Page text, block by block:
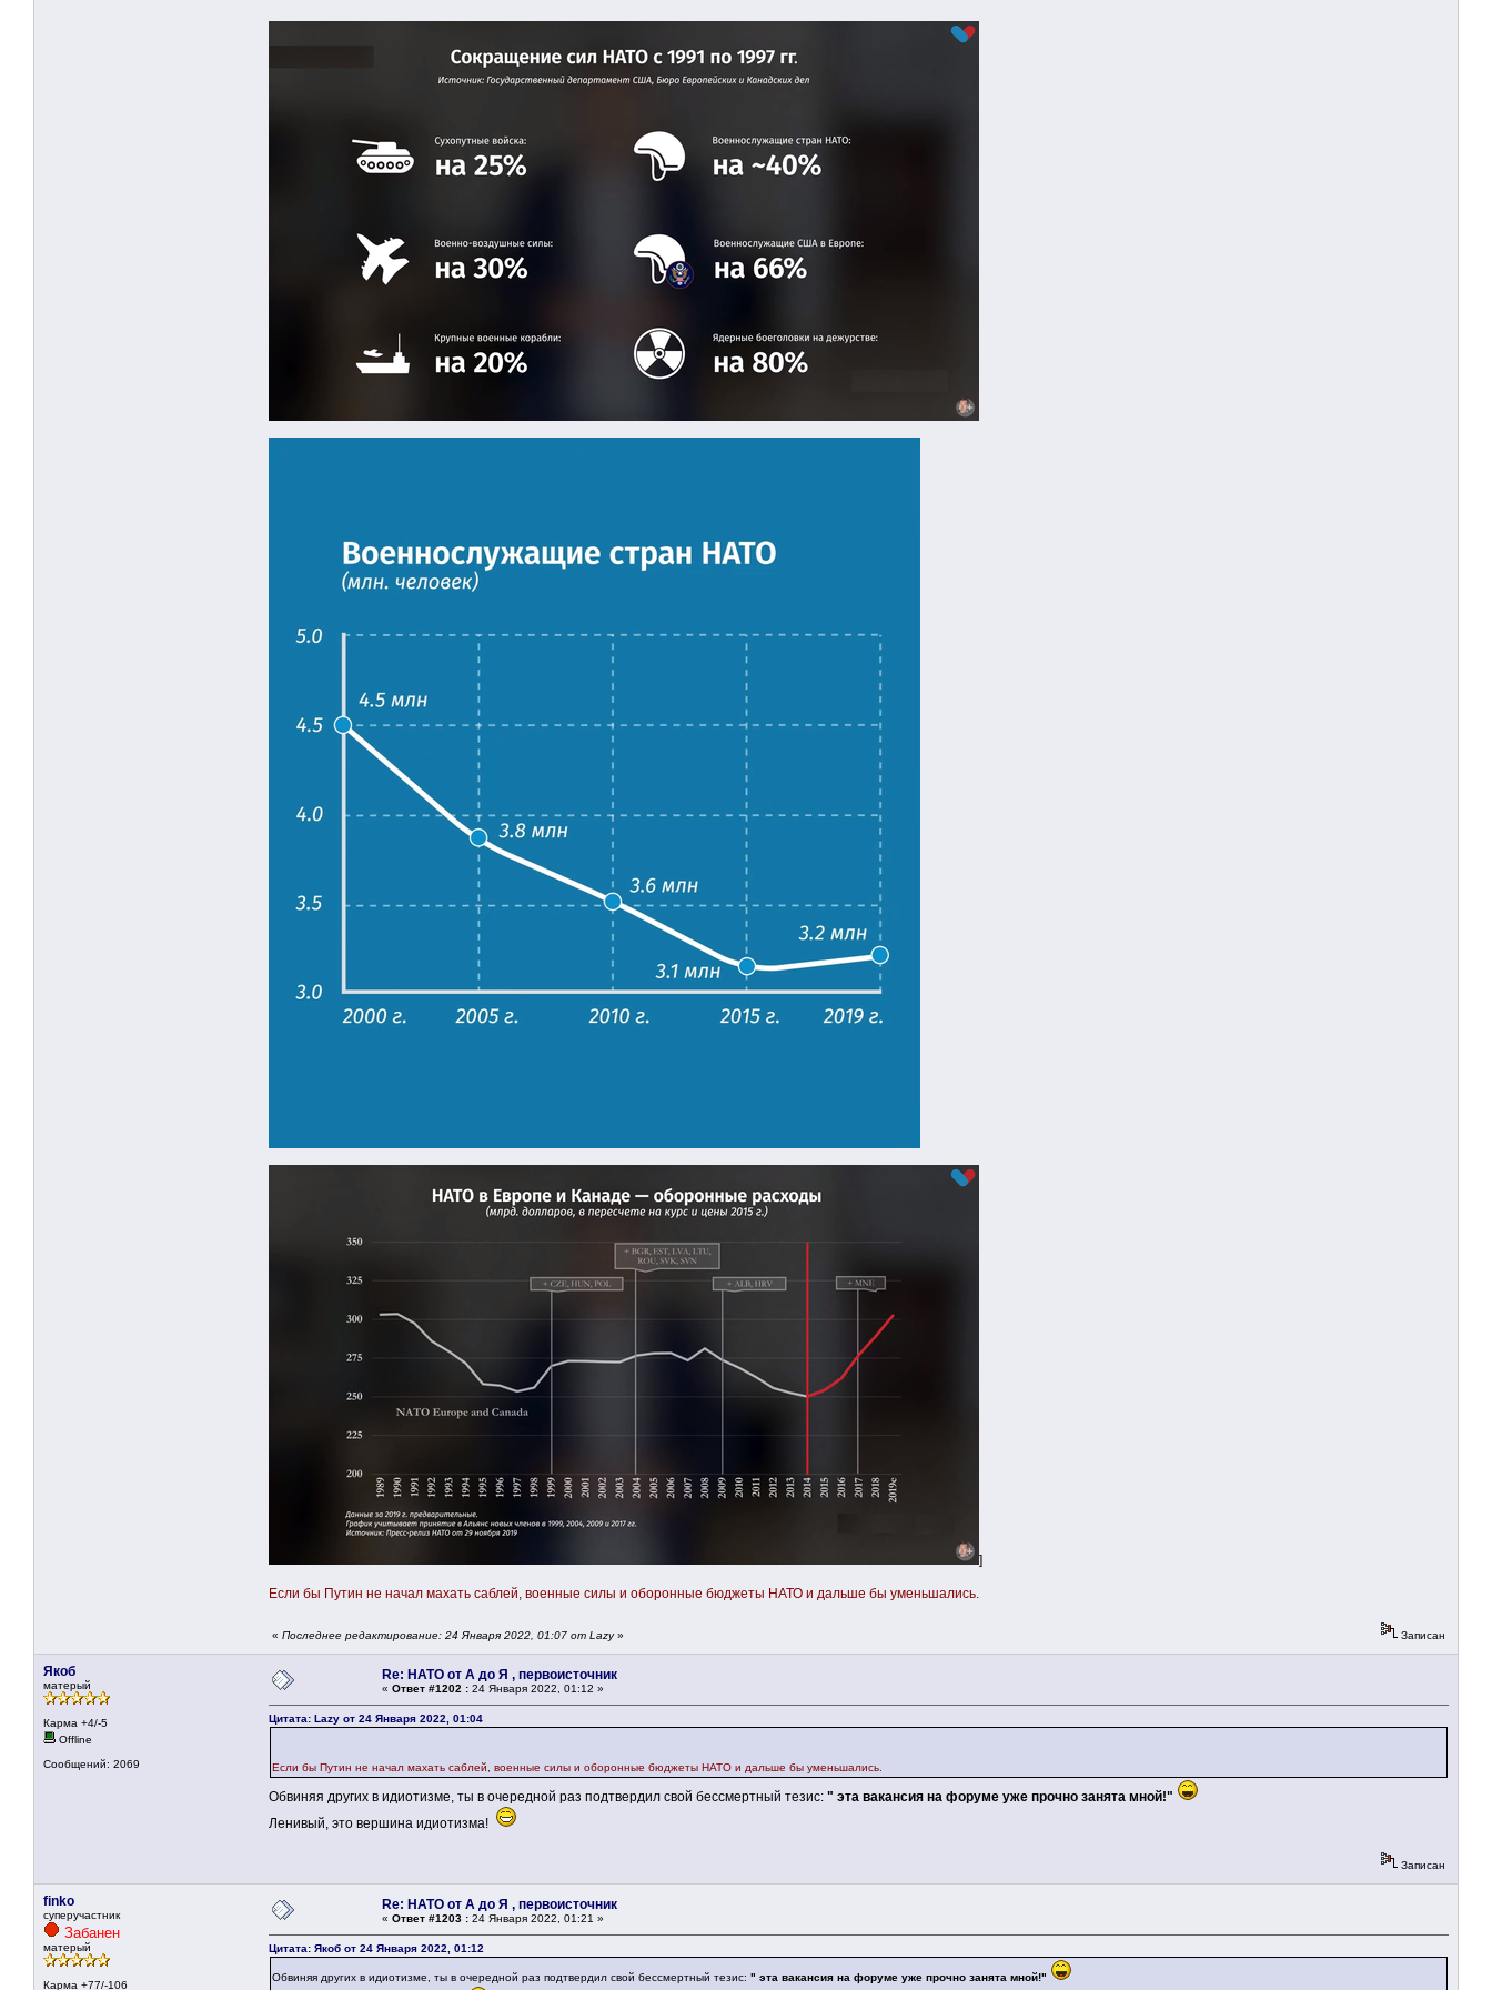
]
Если бы Путин не начал махать саблей, военные силы и оборонные бюджеты НАТО и дальше бы уменьшались.
« Последнее редактирование: 24 Января 2022, 01:07 от Lazy» Записан
Якоб
матерый
Карма +4/-5
Offline
Сообщений: 2069
Re: НАТО от А до Я , первоисточник
« Ответ #1202 : 24 Января 2022, 01:12 »
Цитата: Lazy от 24 Января 2022, 01:04
Если бы Путин не начал махать саблей, военные силы и оборонные бюджеты НАТО и дальше бы уменьшались.
Обвиняя других в идиотизме, ты в очередной раз подтвердил свой бессмертный тезис: " эта вакансия на форуме уже прочно занята мной!"
Ленивый, это вершина идиотизма!
Записан
finko
суперучастник
Забанен
матерый
Карма +77/-106
Re: НАТО от А до Я , первоисточник
« Ответ #1203 : 24 Января 2022, 01:21 »
Цитата: Якоб от 24 Января 2022, 01:12
Обвиняя других в идиотизме, ты в очередной раз подтвердил свой бессмертный тезис: " эта вакансия на форуме уже прочно занята мной!"